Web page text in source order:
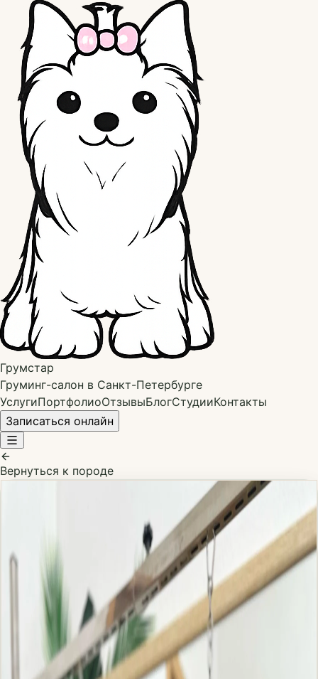
Грумстар
Груминг-салон в Санкт-Петербурге
УслугиПортфолиоОтзывыБлогСтудииКонтакты
Записаться онлайн
Вернуться к породе